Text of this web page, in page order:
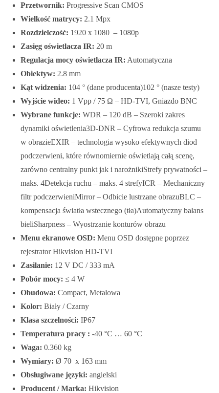
Przetwornik: Progressive Scan CMOS
Wielkość matrycy: 2.1 Mpx
Rozdzielczość: 1920 x 1080 – 1080p
Zasięg oświetlacza IR: 20 m
Regulacja mocy oświetlacza IR: Automatyczna
Obiektyw: 2.8 mm
Kąt widzenia: 104 ° (dane producenta)102 ° (nasze testy)
Wyjście wideo: 1 Vpp / 75 Ω – HD-TVI, Gniazdo BNC
Wybrane funkcje: WDR – 120 dB – Szeroki zakres
dynamiki oświetlenia3D-DNR – Cyfrowa redukcja szumu
w obrazieEXIR – technologia wysoko efektywnych diod
podczerwieni, które równomiernie oświetlają całą scenę,
zarówno centralny punkt jak i narożnikiStrefy prywatności –
maks. 4Detekcja ruchu – maks. 4 strefyICR – Mechaniczny
filtr podczerwieniMirror – Odbicie lustrzane obrazuBLC –
kompensacja światła wstecznego (tła)Automatyczny balans
bieliSharpness – Wyostrzanie konturów obrazu
Menu ekranowe OSD: Menu OSD dostępne poprzez
rejestrator Hikvision HD-TVI
Zasilanie: 12 V DC / 333 mA
Pobór mocy: ≤ 4 W
Obudowa: Compact, Metalowa
Kolor: Biały / Czarny
Klasa szczelności: IP67
Temperatura pracy : -40 °C … 60 °C
Waga: 0.360 kg
Wymiary: Ø 70 x 163 mm
Obsługiwane języki: angielski
Producent / Marka: Hikvision